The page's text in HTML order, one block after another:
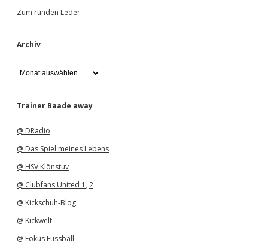
Zum runden Leder
Archiv
A
r
h
Trainer Baade away
@ DRadio
@ Das Spiel meines Lebens
@ HSV Klönstuv
@ Clubfans United 1 , 2
@ Kickschuh-Blog
@ Kickwelt
@ Fokus Fussball